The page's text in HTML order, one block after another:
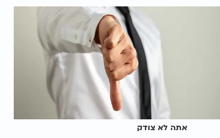
אתה לא צודק